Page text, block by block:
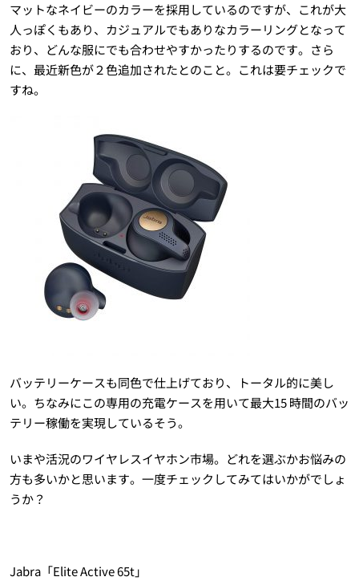
マットなネイビーのカラーを採用しているのですが、これが大
人っぽくもあり、カジュアルでもありなカラーリングとなって
おり、どんな服にでも合わせやすかったりするのです。さら
に、最近新色が２色追加されたとのこと。これは要チェックで
すね。
バッテリーケースも同色で仕上げており、トータル的に美し
い。ちなみにこの専用の充電ケースを用いて最大15 時間のバッ
テリー稼働を実現しているそう。
いまや活況のワイヤレスイヤホン市場。どれを選ぶかお悩みの
方も多いかと思います。一度チェックしてみてはいかがでしょ
うか？
Jabra「Elite Active 65t」